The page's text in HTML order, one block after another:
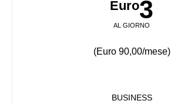
Euro3
AL GIORNO
(Euro 90,00/mese)
BUSINESS